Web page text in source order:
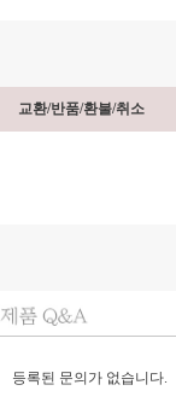
교환/반품/환불/취소
등록된 문의가 없습니다.